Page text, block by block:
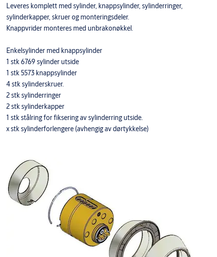
Leveres komplett med sylinder, knappsylinder, sylinderringer,
sylinderkapper, skruer og monteringsdeler.
Knappvrider monteres med unbrakonøkkel.
Enkelsylinder med knappsylinder
1 stk 6769 sylinder utside
1 stk 5573 knappsylinder
4 stk sylinderskruer.
2 stk sylinderringer
2 stk sylinderkapper
1 stk stålring for fiksering av sylinderring utside.
x stk sylinderforlengere (avhengig av dørtykkelse)